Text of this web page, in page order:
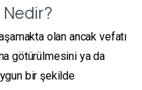
olan ancak vefatı
götürülmesini ya da
bir şekilde